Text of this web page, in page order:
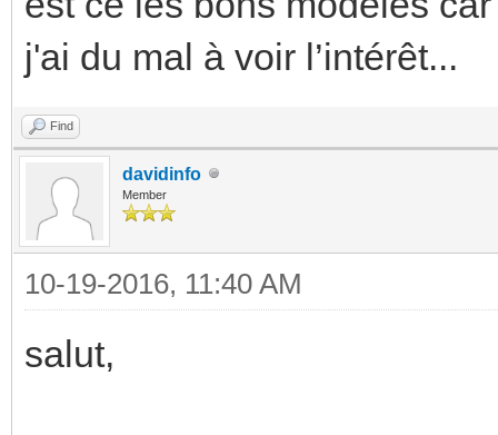
j'ai du mal à voir l’intérêt...
Find
davidinfo
Member
10-19-2016, 11:40 AM
salut,